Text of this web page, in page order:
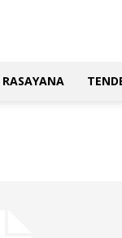
RASAYANA